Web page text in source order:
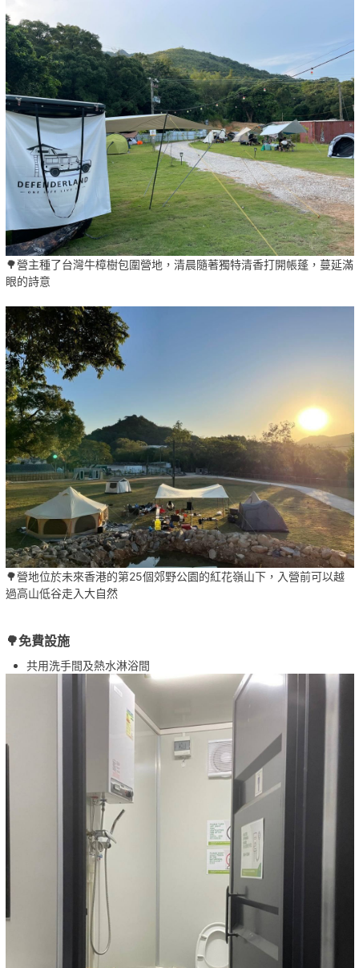
床褥及被鋪
氣氛燈
移動式冷氣及電源
家用電源
桌上遊戲
🌳營主種了台灣牛樟樹包圍營地，清晨隨著獨特清香打開帳蓬，蔓延滿
眼的詩意
🌳營地位於未來香港的第25個郊野公園的紅花嶺山下，入營前可以越
過高山低谷走入大自然
🌳免費設施
共用洗手間及熱水淋浴間